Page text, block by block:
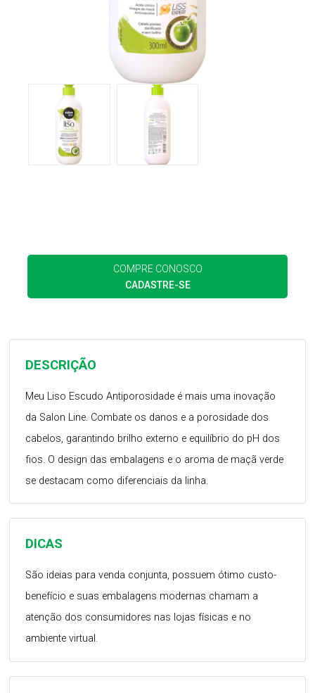
COMPRE CONOSCO
CADASTRE-SE
DICAS
São ideias para venda conjunta, possuem ótimo custo-
benefício e suas embalagens modernas chamam a
atenção dos consumidores nas lojas físicas e no
ambiente virtual.
DESCRIÇÃO
Meu Liso Escudo Antiporosidade é mais uma inovação
da Salon Line. Combate os danos e a porosidade dos
cabelos, garantindo brilho externo e equilíbrio do pH dos
fios. O design das embalagens e o aroma de maçã verde
se destacam como diferenciais da linha.